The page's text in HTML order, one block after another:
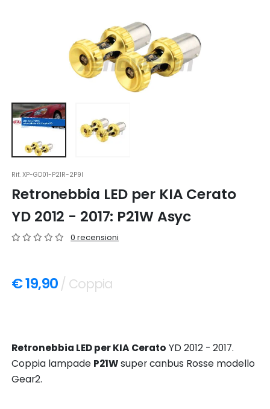
Rif.XP-GD01-P21R-2P9I
Retronebbia LED per KIA Cerato
YD 2012 - 2017: P21W Asyc
0 recensioni
€ 19,90 / Coppia
Retronebbia LED per KIA Cerato YD 2012 - 2017.
Coppia lampade P21Wsuper canbus Rosse modello
Gear2.